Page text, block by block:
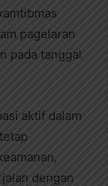
pagelaran
pada tanggal
aktif dalam
dengan